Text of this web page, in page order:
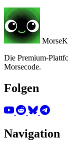
Die Premium-
Morsecode.
Folgen
Navigation